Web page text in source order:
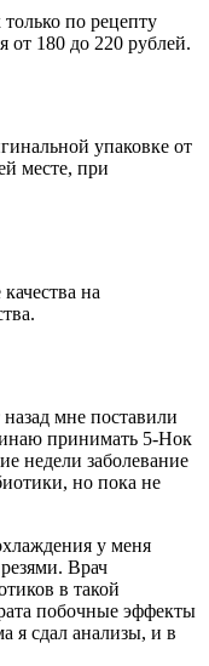
по рецепту
от 180 до 220 рублей.
упаковке от
месте, при
на
мне поставили
принимать 5-Нок
недели заболевание
но пока не
у меня
Врач
в такой
побочные эффекты
я сдал анализы, и в